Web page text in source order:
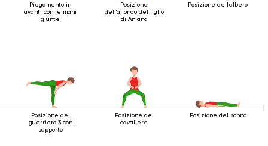
Piegamento in
avanti con le mani
giunte
Posizione
dell'affondo del figlio
di Anjana
Posizione dell'albero
Posizione del
guerriero 3 con
supporto
Posizione del
cavaliere
Posizione del sonno